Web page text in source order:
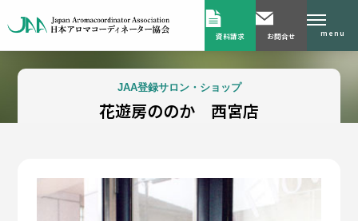
資料請求 お問合せ menu
JAA登録サロン・ショップ
花遊房ののか 西宮店